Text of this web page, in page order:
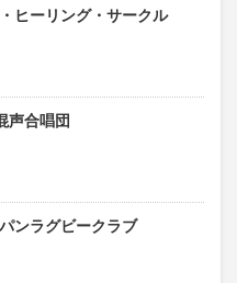
ヒーリング・サークル
声合唱団
ンラグビークラブ